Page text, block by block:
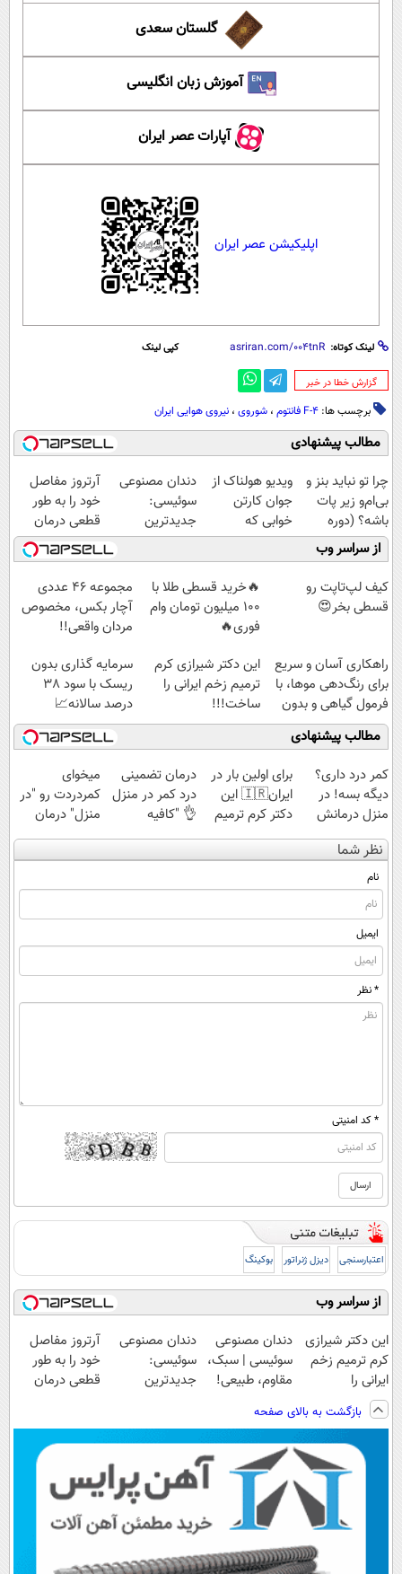
گلستان سعدی
آموزش زبان انگلیسی
آپارات عصر ایران
اپلیکیشن عصر ایران
لینک کوتاه: کپی لینک
‌گزارش خطا در خبر
برچسب ها: F-4 فانتوم ، شوروی ، نیروی هوایی ایران
مطالب پیشنهادی
چرا تو نباید بنز و
بی‌ام‌و زیر پات
باشه؟ (دوره
رایگان درآمد
میلیاردی)
ویدیو هولناک از
جوان کارتن
خوابی که
میلیاردر شد.
آموزش رایگان
دندان مصنوعی
سوئیسی:
جدیدترین
فناوری اروپا،
سبک و مقاوم |
پرداخت قسطی
آرتروز مفاصل
خود را به طور
قطعی درمان
کنید!
◗پرسش‌نامه◖
از سراسر وب
کیف لپ‌تاپت رو
قسطی بخر😍
🔥خرید قسطی طلا با
100 میلیون تومان وام
فوری🔥
مجموعه ۴۶ عددی
آچار بکس، مخصوص
مردان واقعی!!
فوق‌العاده)
راهکاری آسان و سریع
برای رنگ‌دهی موها، با
فرمول گیاهی و بدون
آمونیاک
این دکتر شیرازی کرم
ترمیم زخم ایرانی را
ساخت!!!
سرمایه گذاری بدون
ریسک با سود 38
درصد سالانه📈
مطالب پیشنهادی
کمر درد داری؟
دیگه بسه! در
منزل درمانش
کن
(◀پرسش‌نامه)
برای اولین بار در
ایران🇮🇷 این
دکتر کرم ترمیم
کننده 23 روزه
ساخت!
درمان تضمینی
درد کمر در منزل
👌 "کافیه
پرسش‌نامه رو پر
کنی"
میخوای
کمردردت رو "در
منزل" درمان
کنی؟ (◂فیلم +
◂پرسش‌نامه)
نظر شما
نام
ایمیل
* نظر
* کد امنیتی
اعتبارسنجی دیزل ژنراتور بوکینگ
از سراسر وب
این دکتر شیرازی
کرم ترمیم زخم
ایرانی را
ساخت!!!
دندان مصنوعی
سوئیسی | سبک،
مقاوم، طبیعی!
رایگان+پرداخت
اقساطی😍
دندان مصنوعی
سوئیسی:
جدیدترین
پرداخت قسطی
آرتروز مفاصل
خود را به طور
قطعی درمان
بازگشت به بالای صفحه